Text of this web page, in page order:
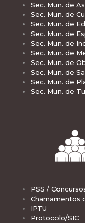
Sec. Mun. de
Sec. Mun. de
Sec. Mun. de
Sec. Mun. de
Sec. Mun. de
Sec. Mun. de
Sec. Mun. de
Sec. Mun. de
Sec. Mun. de
Sec. Mun. de
PSS /
Chamamentos
IPTU
Protocolo/SIC